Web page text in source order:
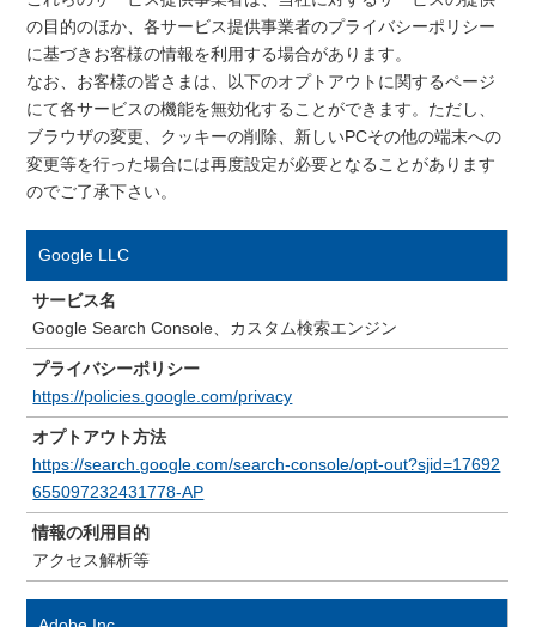
の目的のほか、各サービス提供事業者のプライバシーポリシー
に基づきお客様の情報を利用する場合があります。
なお、お客様の皆さまは、以下のオプトアウトに関するページ
にて各サービスの機能を無効化することができます。ただし、
ブラウザの変更、クッキーの削除、新しいPCその他の端末への
変更等を行った場合には再度設定が必要となることがあります
のでご了承下さい。
Google LLC
サービス名
Google Search Console、カスタム検索エンジン
プライバシーポリシー
https://policies.google.com/privacy
オプトアウト方法
https://search.google.com/search-console/opt-out?sjid=17692
655097232431778-AP
情報の利用目的
アクセス解析等